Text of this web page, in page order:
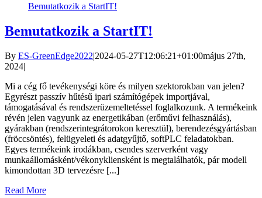
Bemutatkozik a StartIT!
Bemutatkozik a StartIT!
By ES-GreenEdge2022|2024-05-27T12:06:21+01:00május 27th,
2024|
Mi a cég fő tevékenységi köre és milyen szektorokban van jelen?
Egyrészt passzív hűtésű ipari számítógépek importjával,
támogatásával és rendszerüzemeltetéssel foglalkozunk. A termékeink
révén jelen vagyunk az energetikában (erőművi felhasználás),
gyárakban (rendszerintegrátorokon keresztül), berendezésgyártásban
(fröccsöntés), felügyeleti és adatgyűjtő, softPLC feladatokban.
Egyes termékeink irodákban, csendes szerverként vagy
munkaállomásként/vékonykliensként is megtalálhatók, pár modell
kimondottan 3D tervezésre [...]
Read More